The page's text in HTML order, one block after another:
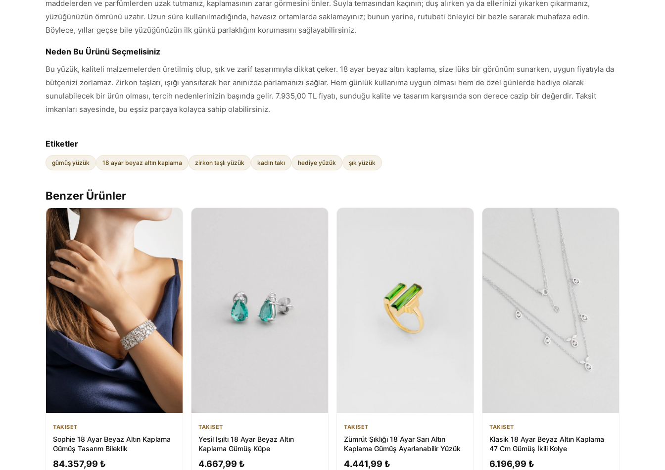
maddelerden ve parfümlerden uzak tutmanız, kaplamasının zarar görmesini önler. Suyla temasından kaçının; duş alırken ya da ellerinizi yıkarken çıkarmanız,
yüzüğünüzün ömrünü uzatır. Uzun süre kullanılmadığında, havasız ortamlarda saklamayınız; bunun yerine, rutubeti önleyici bir bezle sararak muhafaza edin.
Böylece, yıllar geçse bile yüzüğünüzün ilk günkü parlaklığını korumasını sağlayabilirsiniz.
Neden Bu Ürünü Seçmelisiniz
Bu yüzük, kaliteli malzemelerden üretilmiş olup, şık ve zarif tasarımıyla dikkat çeker. 18 ayar beyaz altın kaplama, size lüks bir görünüm sunarken, uygun fiyatıyla da
bütçenizi zorlamaz. Zirkon taşları, ışığı yansıtarak her anınızda parlamanızı sağlar. Hem günlük kullanıma uygun olması hem de özel günlerde hediye olarak
sunulabilecek bir ürün olması, tercih nedenlerinizin başında gelir. 7.935,00 TL fiyatı, sunduğu kalite ve tasarım karşısında son derece cazip bir değerdir. Taksit
imkanları sayesinde, bu eşsiz parçaya kolayca sahip olabilirsiniz.
Etiketler
gümüş yüzük 18 ayar beyaz altın kaplama zirkon taşlı yüzük kadın takı hediye yüzük şık yüzük
Benzer Ürünler
TAKISET
Sophie 18 Ayar Beyaz Altın Kaplama
Gümüş Tasarım Bileklik
84.357,99 ₺
TAKISET
Yeşil Işıltı 18 Ayar Beyaz Altın
Kaplama Gümüş Küpe
4.667,99 ₺
TAKISET
Zümrüt Şıklığı 18 Ayar Sarı Altın
Kaplama Gümüş Ayarlanabilir Yüzük
4.441,99 ₺
TAKISET
Klasik 18 Ayar Beyaz Altın Kaplama
47 Cm Gümüş İkili Kolye
6.196,99 ₺